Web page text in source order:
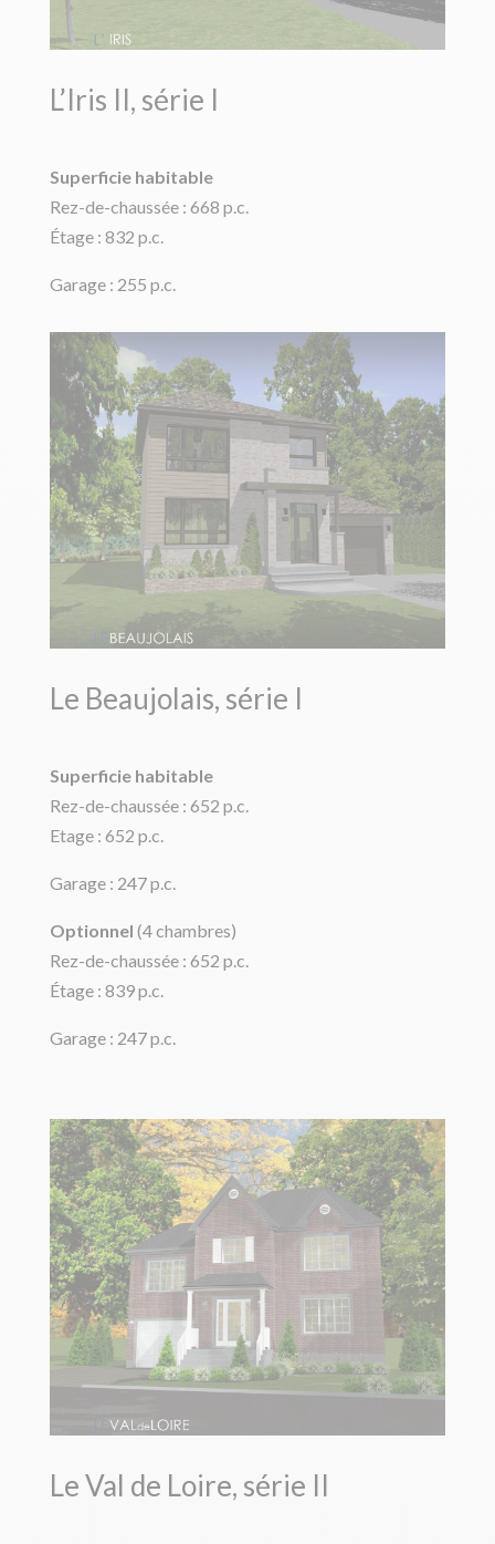
L’Iris II, série I
Superficie habitable
Rez-de-chaussée : 668 p.c.
Étage : 832 p.c.
Garage : 255 p.c.
Le Beaujolais, série I
Superficie habitable
Rez-de-chaussée : 652 p.c.
Etage : 652 p.c.
Garage : 247 p.c.
Optionnel (4 chambres)
Rez-de-chaussée : 652 p.c.
Étage : 839 p.c.
Garage : 247 p.c.
Le Val de Loire, série II